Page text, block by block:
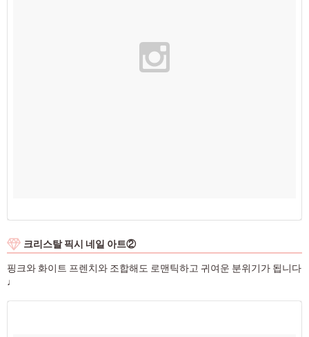
크리스탈 픽시 네일 아트②
핑크와 화이트 프렌치와 조합해도 로맨틱하고 귀여운 분위기가 됩니다
♩